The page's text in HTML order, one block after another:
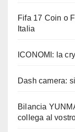
Fifa 17 Coin o
Italia
ICONOMI: la
Dash camera:
Bilancia
collega al